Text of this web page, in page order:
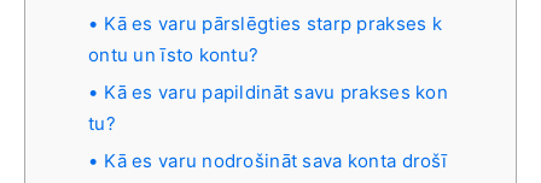
Kā es varu pārslēgties starp prakses k
ontu un īsto kontu?
Kā es varu papildināt savu prakses kon
tu?
Kā es varu nodrošināt sava konta drošī